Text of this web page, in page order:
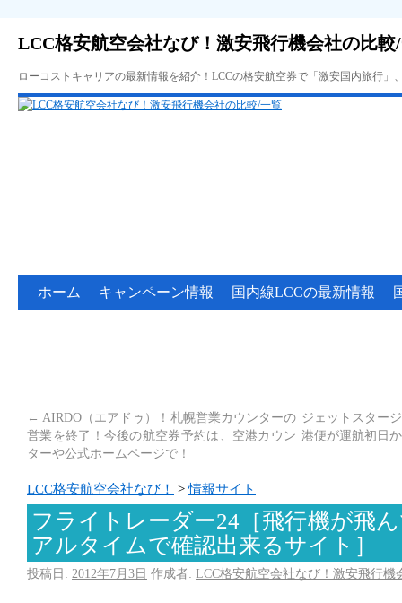
LCC格安航空会社なび！激安飛行機会社の比較
ローコストキャリアの最新情報を紹介！LCCの格安航空券で「激安国内旅行
ホーム キャンペーン情報 国内線LCCの最新情報
← AIRDO（エアドゥ）！札幌営業カウンターの
営業を終了！今後の航空券予約は、空港カウン
ターや公式ホームページで！
ジェットスター
港便が運航初日
LCC格安航空会社なび！ >情報サイト
フライトレーダー24［飛行機が飛
アルタイムで確認出来るサイト］
投稿日: 2012年7月3日 作成者: LCC格安航空会社なび！激安飛行機